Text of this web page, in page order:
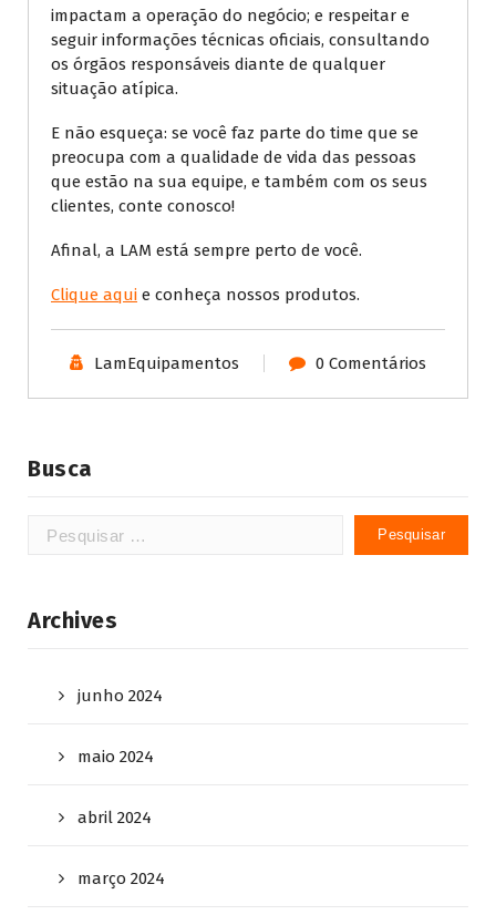
impactam a operação do negócio; e respeitar e
seguir informações técnicas oficiais, consultando
os órgãos responsáveis diante de qualquer
situação atípica.
E não esqueça: se você faz parte do time que se
preocupa com a qualidade de vida das pessoas
que estão na sua equipe, e também com os seus
clientes, conte conosco!
Afinal, a LAM está sempre perto de você.
Clique aqui e conheça nossos produtos.
LamEquipamentos 0 Comentários
Busca
Pesquisar
Archives
junho 2024
maio 2024
abril 2024
março 2024